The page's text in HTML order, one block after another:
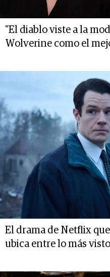
"El diablo viste a la
Wolverine como el
El drama de Netflix
ubica entre lo más visto